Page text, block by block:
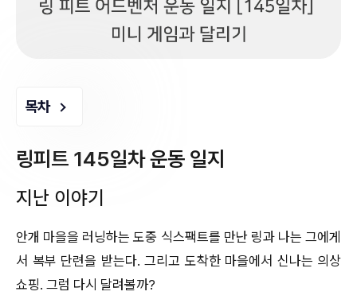
목차
링피트 145일차 운동 일지
지난 이야기
안개 마을을 러닝하는 도중 식스팩트를 만난 링과 나는 그에게
서 복부 단련을 받는다. 그리고 도착한 마을에서 신나는 의상
쇼핑. 그럼 다시 달려볼까?